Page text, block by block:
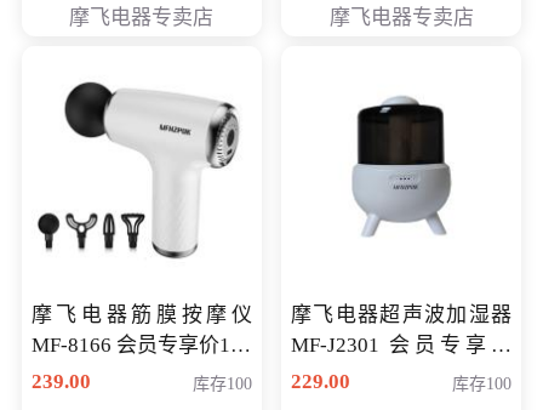
摩飞电器专卖店 摩飞电器专卖店
摩飞电器筋膜按摩仪
MF-8166 会员专享价168
元
239.00 库存100
摩飞电器超声波加湿器
MF-J2301 会员专享价
168元
229.00 库存100